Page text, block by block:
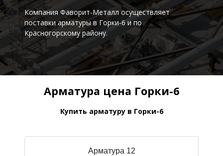
Компания Фаворит-Металл осуществляет
поставкиарматуры в Горки-6и по
Красногорскому району.
Арматура цена Горки-6
Купить арматуру в Горки-6
Арматура 12